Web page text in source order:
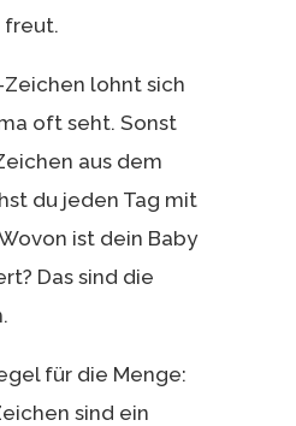
freut.
lohnt sich
oft seht. Sonst
aus dem
du jeden Tag mit
ist dein Baby
Das sind die
für die Menge:
sind ein